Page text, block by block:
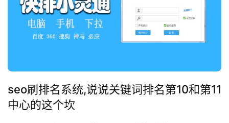
seo刷排名系统,说说关键词排名第10和第11
中心的这个坎